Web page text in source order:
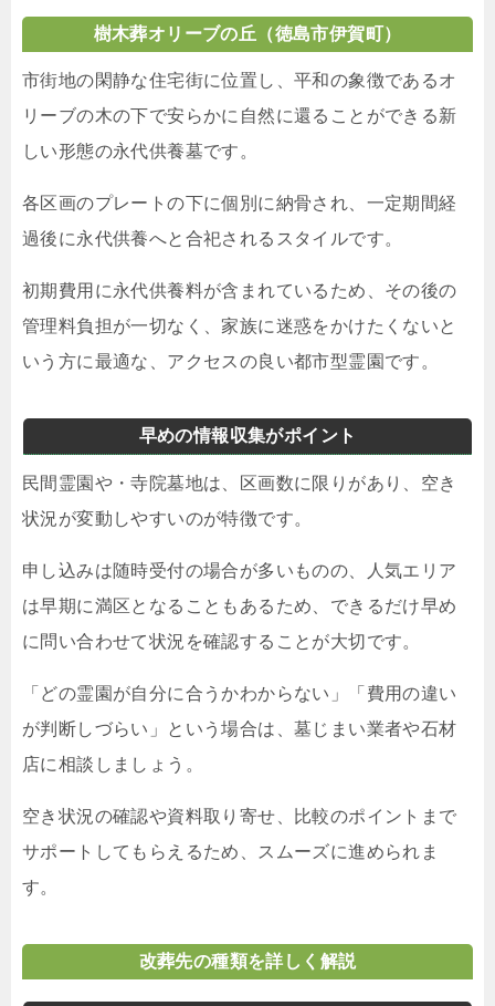
樹木葬オリーブの丘（徳島市伊賀町）
市街地の閑静な住宅街に位置し、平和の象徴であるオ
リーブの木の下で安らかに自然に還ることができる新
しい形態の永代供養墓です。
各区画のプレートの下に個別に納骨され、一定期間経
過後に永代供養へと合祀されるスタイルです。
初期費用に永代供養料が含まれているため、その後の
管理料負担が一切なく、家族に迷惑をかけたくないと
いう方に最適な、アクセスの良い都市型霊園です。
早めの情報収集がポイント
民間霊園や・寺院墓地は、区画数に限りがあり、空き
状況が変動しやすいのが特徴です。
申し込みは随時受付の場合が多いものの、人気エリア
は早期に満区となることもあるため、できるだけ早め
に問い合わせて状況を確認することが大切です。
「どの霊園が自分に合うかわからない」「費用の違い
が判断しづらい」という場合は、墓じまい業者や石材
店に相談しましょう。
空き状況の確認や資料取り寄せ、比較のポイントまで
サポートしてもらえるため、スムーズに進められま
す。
改葬先の種類を詳しく解説